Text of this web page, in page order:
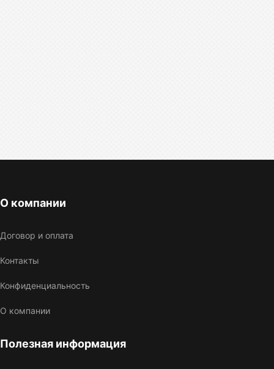
О компании
Договор и оплата
Контакты
Конфиденциальность
О компании
Полезная информация